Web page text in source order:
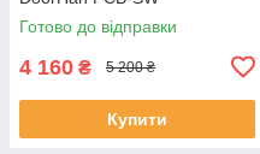
Готово до відправки
4 160 ₴ 5 200 ₴
Купити